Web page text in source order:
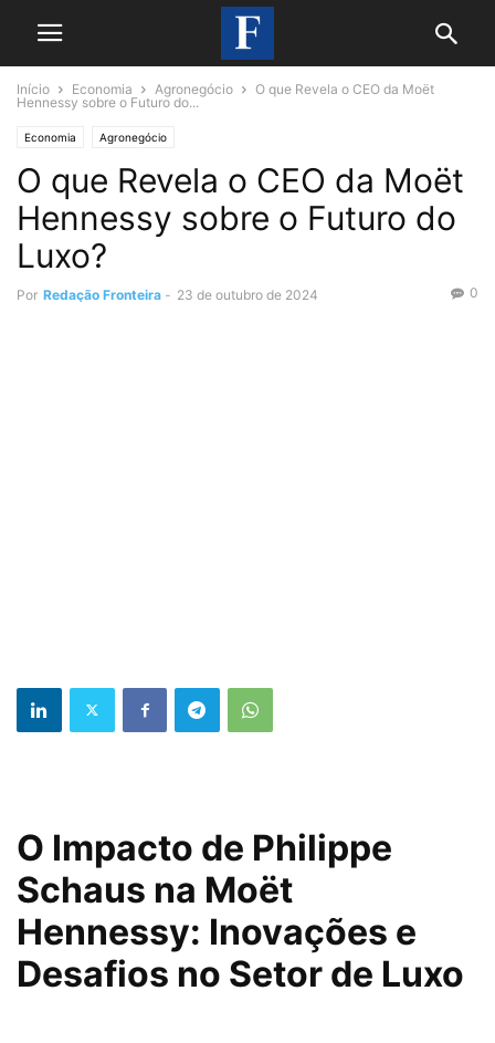
Início Economia Agronegócio
O que Revela o CEO da Moët
Hennessy sobre o Futuro do...
Economia Agronegócio
O que Revela o CEO da Moët
Hennessy sobre o Futuro do
Luxo?
Por Redação Fronteira - 23 de outubro de 2024 0
O Impacto de Philippe
Schaus na Moët
Hennessy: Inovações e
Desafios no Setor de Luxo